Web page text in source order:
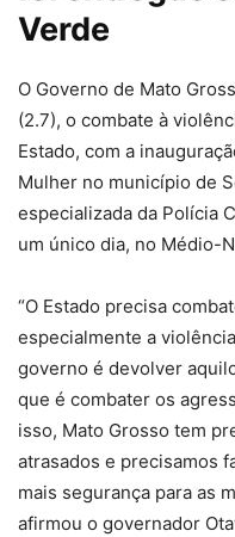
Verde
O Governo de Mato
(2.7), o combate à
Estado, com a
Mulher no município de
especializada da Polícia
um único dia, no Médio-
“O Estado precisa
especialmente a
governo é devolver
que é combater os
isso, Mato Grosso tem
atrasados e precisamos
mais segurança para as
afirmou o governador